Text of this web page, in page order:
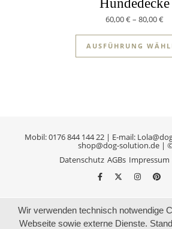
Hundedecke
60,00€– 80,00€
AUSFÜHRUNG
Mobil: 0176 844 144 22 | E-mail:
shop@dog-solution.de |
Datenschutz AGBs Impressum
Wir verwenden technisch notwendige
Webseite sowie externe Dienste.